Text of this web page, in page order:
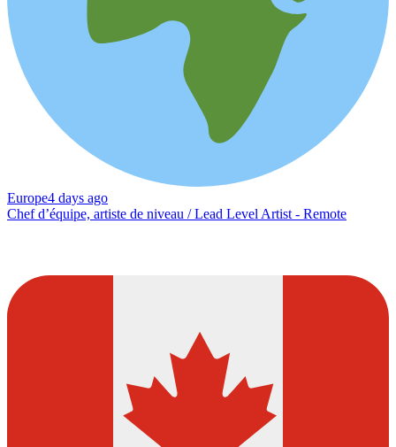
Europe4 days ago
Chef d’équipe, artiste de niveau / Lead Level Artist - Remote